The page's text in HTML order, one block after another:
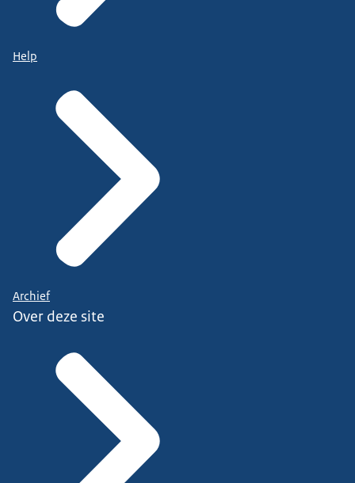
Help
Archief
Over deze site